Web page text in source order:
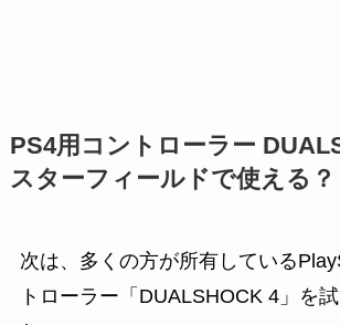
PS4用コントローラー
スターフィールドで使える？
次は、多くの方が所有している
トローラー「DUALSHOCK 4」を